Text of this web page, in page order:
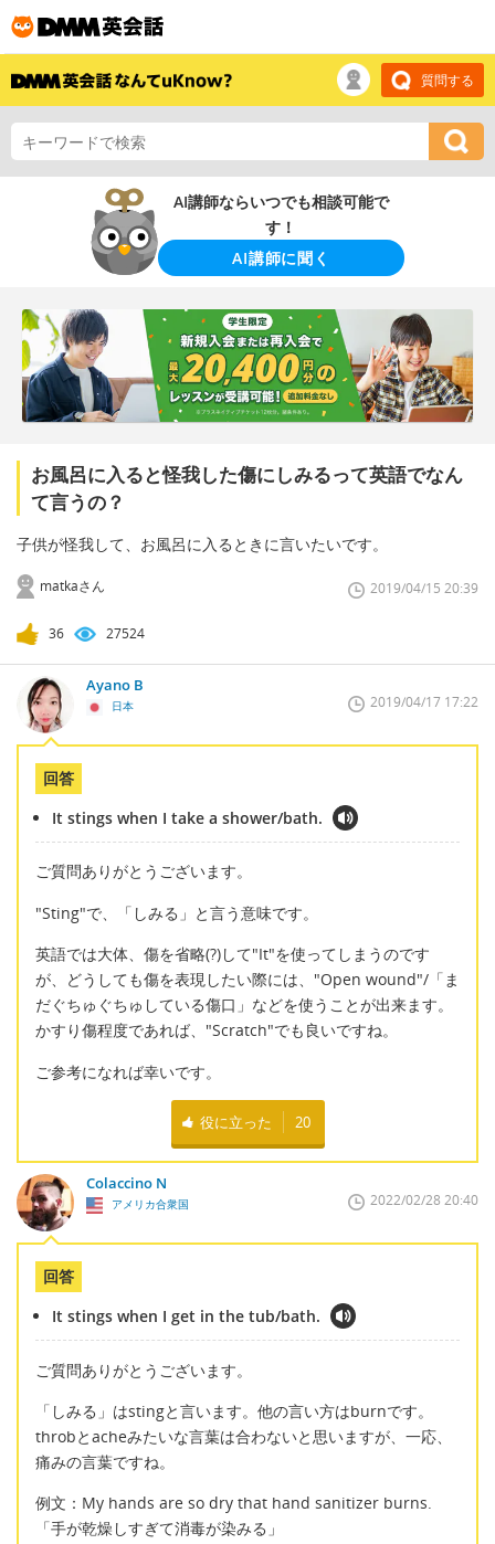
質問する
AI講師ならいつでも相談可能で
す！
AI講師に聞く
お風呂に入ると怪我した傷にしみるって英語でなん
て言うの？
子供が怪我して、お風呂に入るときに言いたいです。
matkaさん 2019/04/15 20:39
36 27524
Ayano B
日本 2019/04/17 17:22
回答
It stings when I take a shower/bath.
ご質問ありがとうございます。
"Sting"で、「しみる」と言う意味です。
英語では大体、傷を省略(?)して"It"を使ってしまうのです
が、どうしても傷を表現したい際には、"Open wound"/「ま
だぐちゅぐちゅしている傷口」などを使うことが出来ます。
かすり傷程度であれば、"Scratch"でも良いですね。
ご参考になれば幸いです。
役に立った 20
Colaccino N
アメリカ合衆国 2022/02/28 20:40
回答
It stings when I get in the tub/bath.
ご質問ありがとうございます。
「しみる」はstingと言います。他の言い方はburnです。
throbとacheみたいな言葉は合わないと思いますが、一応、
痛みの言葉ですね。
例文：My hands are so dry that hand sanitizer burns.
「手が乾燥しすぎて消毒が染みる」